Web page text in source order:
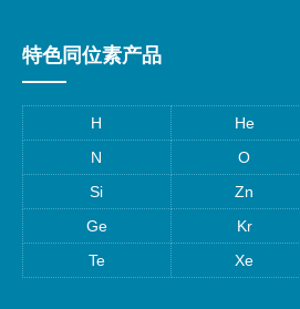
特色同位素产品
H He
N
O
Si
Zn
Ge
Kr
Te
Xe